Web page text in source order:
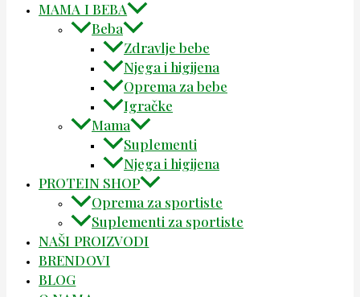
MAMA I BEBA
Beba
Zdravlje bebe
Njega i higijena
Oprema za bebe
Igračke
Mama
Suplementi
Njega i higijena
PROTEIN SHOP
Oprema za sportiste
Suplementi za sportiste
NAŠI PROIZVODI
BRENDOVI
BLOG